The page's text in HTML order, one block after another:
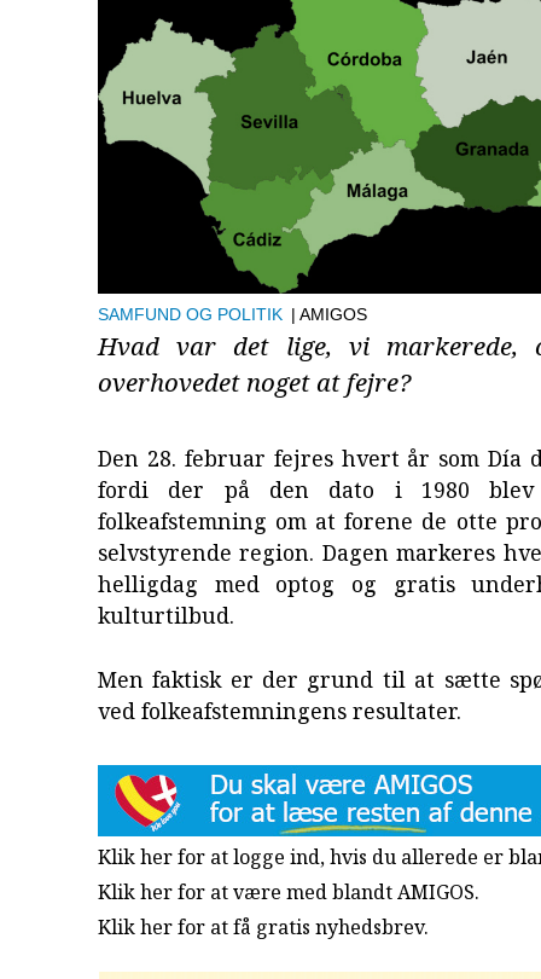
SAMFUND OG POLITIK | AMIGOS
Hvad var det lige, vi markerede,
overhovedet noget at fejre?
Den 28. februar fejres hvert år som Día
fordi der på den dato i 1980
folkeafstemning om at forene de otte
selvstyrende region. Dagen markeres
helligdag med optog og gratis
kulturtilbud.
Men faktisk er der grund til at sætte
ved folkeafstemningens resultater.
Klik her for at logge ind, hvis du allerede er
Klik her for at være med blandt AMIGOS.
Klik her for at få gratis nyhedsbrev.